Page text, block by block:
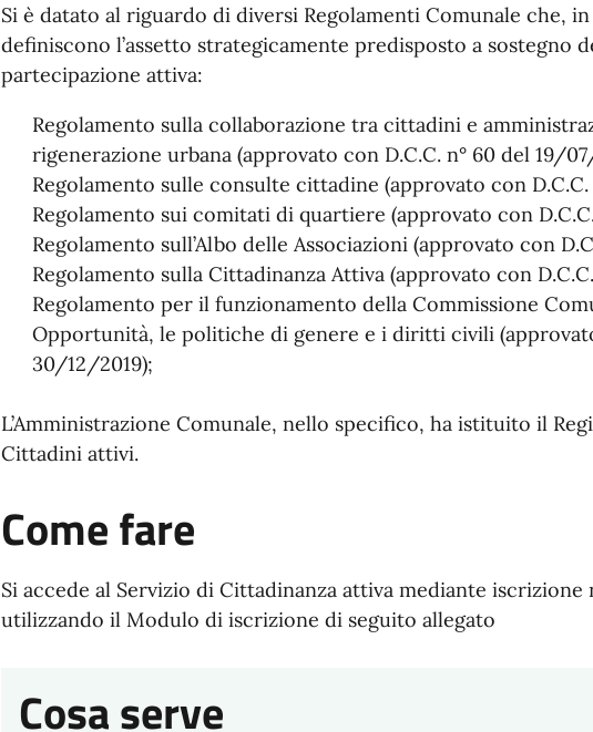
Si è datato al riguardo di diversi Regolamenti Comunale che,
definiscono l’assetto strategicamente predisposto a sostegno
partecipazione attiva:
Regolamento sulla collaborazione tra cittadini e
rigenerazione urbana (approvato con D.C.C. n° 60 del 19/
Regolamento sulle consulte cittadine (approvato con
Regolamento sui comitati di quartiere (approvato con
Regolamento sull’Albo delle Associazioni (approvato con
Regolamento sulla Cittadinanza Attiva (approvato con
Regolamento per il funzionamento della Commissione
Opportunità, le politiche di genere e i diritti civili
30/12/2019);
L’Amministrazione Comunale, nello specifico, ha istituito il
Cittadini attivi.
Come fare
Si accede al Servizio di Cittadinanza attiva mediante iscrizione
utilizzando il Modulo di iscrizione di seguito allegato
Cosa serve